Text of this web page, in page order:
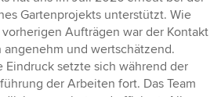
Gartenprojekts unterstützt. Wie
Aufträgen war der Kontakt
angenehm und wertschätzend.
Eindruck setzte sich während der
der Arbeiten fort. Das Team